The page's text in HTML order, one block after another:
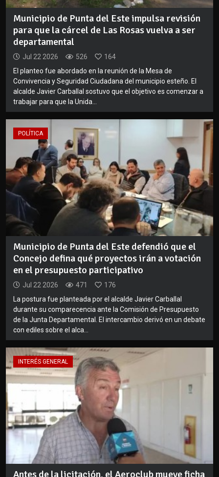
Municipio de Punta del Este impulsa revisión
para que la cárcel de Las Rosas vuelva a ser
departamental
Jul 22 2026 526
164
El planteo fue abordado en la reunión de la Mesa de
Convivencia y Seguridad Ciudadana del municipio esteño. El
alcalde Javier Carballal sostuvo que el objetivo es comenzar a
trabajar para que la Unida...
POLÍTICA
Municipio de Punta del Este defendió que el
Concejo defina qué proyectos irán a votación
en el presupuesto participativo
Jul 22 2026 471
176
La postura fue planteada por el alcalde Javier Carballal
durante su comparecencia ante la Comisión de Presupuesto
de la Junta Departamental. El intercambio derivó en un debate
con ediles sobre el alca...
INTERÉS GENERAL
Antes de la licitación, el Aeroclub mueve ficha